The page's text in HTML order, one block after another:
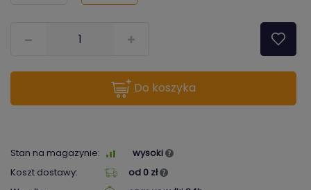
do koszyka
Stan na magazynie:
wysoki
Koszt dostawy:
od 0 zł